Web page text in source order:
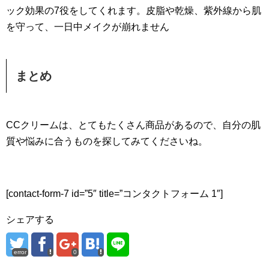
ック効果の7役をしてくれます。皮脂や乾燥、紫外線から肌
を守って、一日中メイクが崩れません
まとめ
CCクリームは、とてもたくさん商品があるので、自分の肌
質や悩みに合うものを探してみてくださいね。
[contact-form-7 id=”5″ title=”コンタクトフォーム 1″]
シェアする
error 0